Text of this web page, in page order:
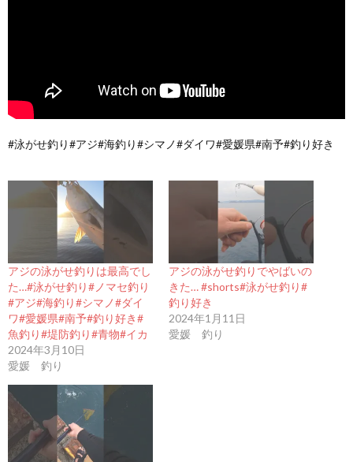
#泳がせ釣り#アジ#海釣り#シマノ#ダイワ#愛媛県#南予#釣り好き
アジの泳がせ釣りは最高でし
た…#泳がせ釣り#ノマセ釣り
#アジ#海釣り#シマノ#ダイ
ワ#愛媛県#南予#釣り好き#
魚釣り#堤防釣り#青物#イカ
2024年3月10日
愛媛 釣り
アジの泳がせ釣りでやばいの
きた… #shorts#泳がせ釣り#
釣り好き
2024年1月11日
愛媛 釣り